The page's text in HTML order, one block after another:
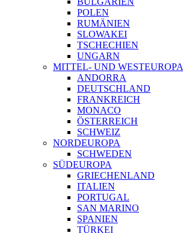
POLEN
RUMÄNIEN
SLOWAKEI
TSCHECHIEN
UNGARN
MITTEL- UND WESTEUROPA
ANDORRA
DEUTSCHLAND
FRANKREICH
MONACO
ÖSTERREICH
SCHWEIZ
NORDEUROPA
SCHWEDEN
SÜDEUROPA
GRIECHENLAND
ITALIEN
PORTUGAL
SAN MARINO
SPANIEN
TÜRKEI